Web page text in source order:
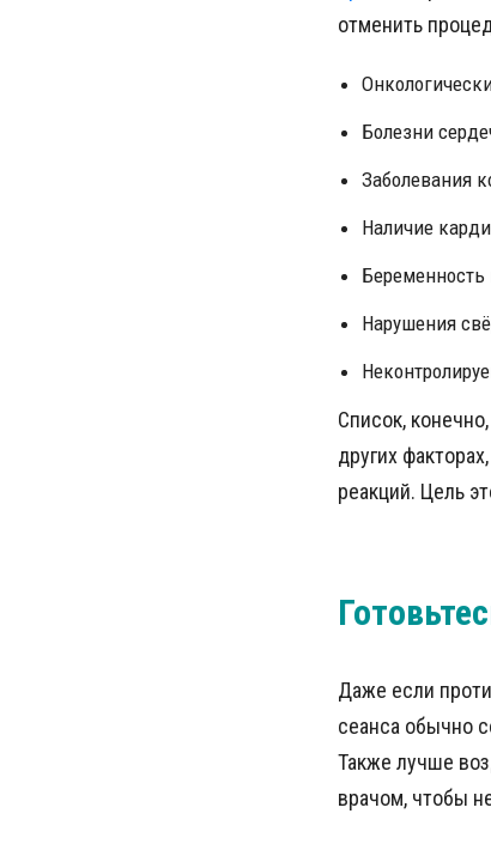
отменить
Болезни
Заболевания
Наличие
Беременность
Нарушения
Список,
других
реакций. Цель
Даже если
сеанса обычно
Также лучше
врачом, чтобы